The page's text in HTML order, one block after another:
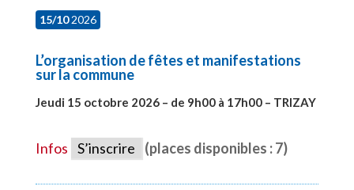
15/102026
L’organisation de fêtes et manifestations
sur la commune
Jeudi 15 octobre 2026 – de 9h00 à 17h00 – TRIZAY
Infos S’inscrire (places disponibles : 7)